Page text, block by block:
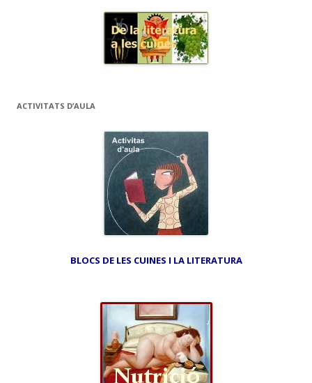
ACTIVITATS D’AULA
BLOCS DE LES CUINES I LA LITERATURA